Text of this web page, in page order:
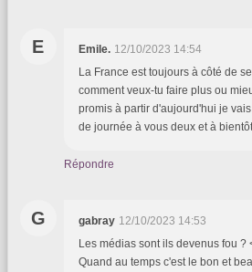
E Emile. 12/10/2023 14:54
La France est toujours à côté de
comment veux-tu faire plus ou
promis à partir d'aujourd'hui je
de journée à vous deux et à
Répondre
G gabray 12/10/2023 14:53
Les médias sont ils devenus fou ?
Quand au temps c'est le bon et